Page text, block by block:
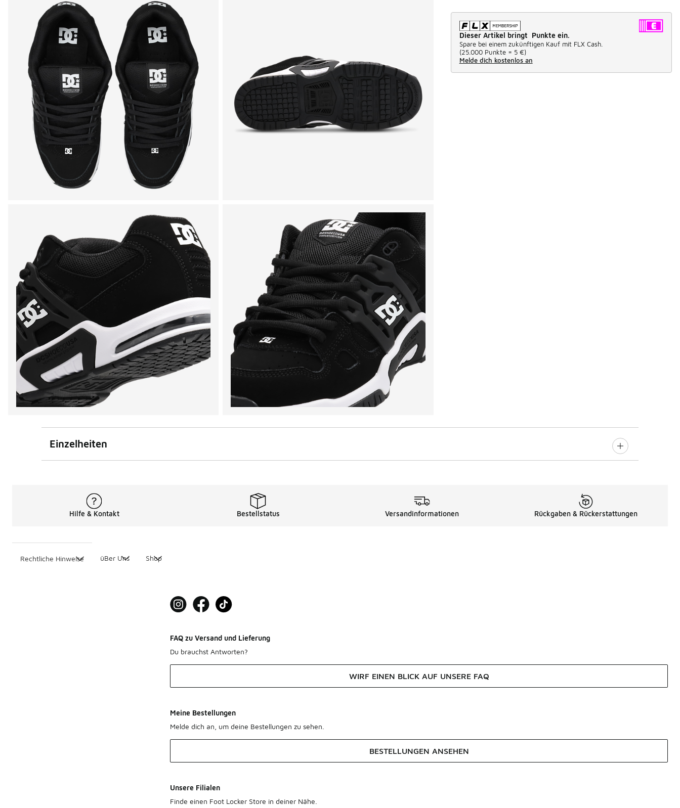
Dieser Artikel bringt Punkte ein.
Spare bei einem zukünftigen Kauf mit FLX Cash.
(25.000 Punkte = 5 €)
Melde dich kostenlos an
Einzelheiten
Hilfe & Kontakt Bestellstatus Versandinformationen Rückgaben & Rückerstattungen
Rechtliche Hinweise üBer Uns Shop
FAQ zu Versand und Lieferung
Du brauchst Antworten?
WIRF EINEN BLICK AUF UNSERE FAQ
Meine Bestellungen
Melde dich an, um deine Bestellungen zu sehen.
BESTELLUNGEN ANSEHEN
Unsere Filialen
Finde einen Foot Locker Store in deiner Nähe.